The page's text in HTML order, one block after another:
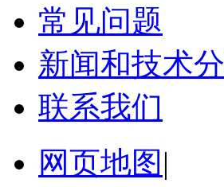
常见问题
新闻和技术
联系我们
网页地图 |